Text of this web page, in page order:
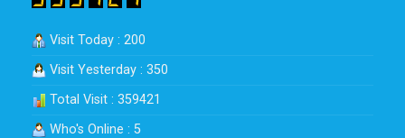
Visit Today : 200
Visit Yesterday : 350
Total Visit : 359421
Who's Online : 5